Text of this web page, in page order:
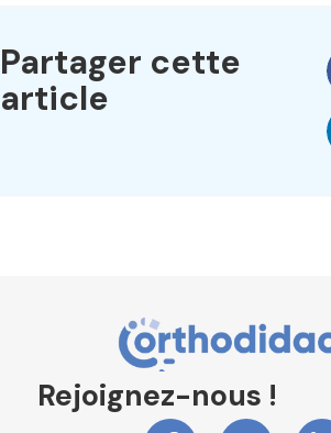
Partager cette
article
Rejoignez-nous !